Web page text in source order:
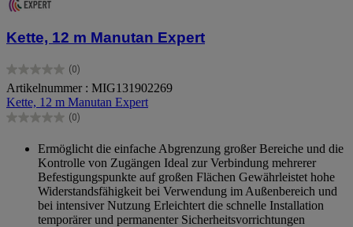
Kette, 12 m Manutan Expert
(0)
0.0
von
5
Sternen.
Artikelnummer : MIG131902269
Kette, 12 m Manutan Expert
(0)
0.0
Sternen.
Ermöglicht die einfache Abgrenzung großer Bereiche und die
Kontrolle von Zugängen Ideal zur Verbindung mehrerer
Befestigungspunkte auf großen Flächen Gewährleistet hohe
Widerstandsfähigkeit bei Verwendung im Außenbereich und
bei intensiver Nutzung Erleichtert die schnelle Installation
temporärer und permanenter Sicherheitsvorrichtungen